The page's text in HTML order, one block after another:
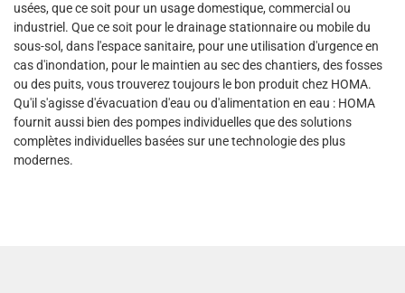
usées, que ce soit pour un usage domestique, commercial ou
industriel. Que ce soit pour le drainage stationnaire ou mobile du
sous-sol, dans l'espace sanitaire, pour une utilisation d'urgence en
cas d'inondation, pour le maintien au sec des chantiers, des fosses
ou des puits, vous trouverez toujours le bon produit chez HOMA.
Qu'il s'agisse d'évacuation d'eau ou d'alimentation en eau : HOMA
fournit aussi bien des pompes individuelles que des solutions
complètes individuelles basées sur une technologie des plus
modernes. ​​​​​​​